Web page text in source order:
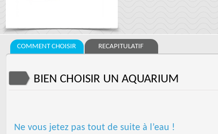
COMMENT CHOISIR RECAPITULATIF
BIEN CHOISIR UN AQUARIUM
Ne vous jetez pas tout de suite à l’eau !